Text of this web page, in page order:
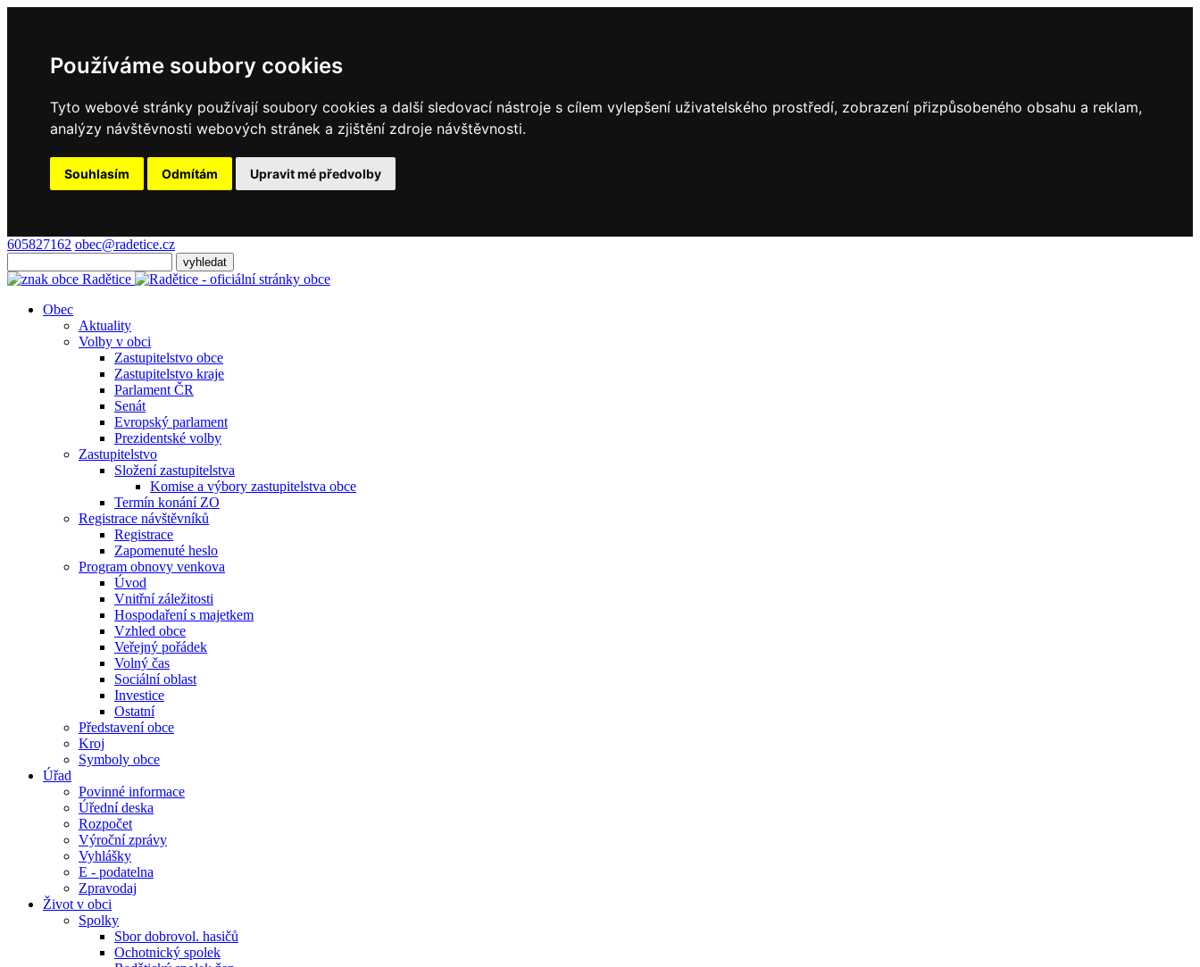
Používáme soubory cookies
Tyto webové stránky používají soubory cookies a další sledovací nástroje s cílem vylepšení uživatelského prostředí, zobrazení přizpůsobeného obsahu a reklam,
analýzy návštěvnosti webových stránek a zjištění zdroje návštěvnosti.
Souhlasím Odmítám Upravit mé předvolby
605827162 obec@radetice.cz
Obec
Aktuality
Volby v obci
Zastupitelstvo obce
Zastupitelstvo kraje
Parlament ČR
Senát
Evropský parlament
Prezidentské volby
Zastupitelstvo
Složení zastupitelstva
Komise a výbory zastupitelstva obce
Termín konání ZO
Registrace návštěvníků
Registrace
Zapomenuté heslo
Program obnovy venkova
Úvod
Vnitřní záležitosti
Hospodaření s majetkem
Vzhled obce
Veřejný pořádek
Volný čas
Sociální oblast
Investice
Ostatní
Představení obce
Kroj
Symboly obce
Úřad
Povinné informace
Úřední deska
Rozpočet
Výroční zprávy
Vyhlášky
E - podatelna
Zpravodaj
Život v obci
Spolky
Sbor dobrovol. hasičů
Ochotnický spolek